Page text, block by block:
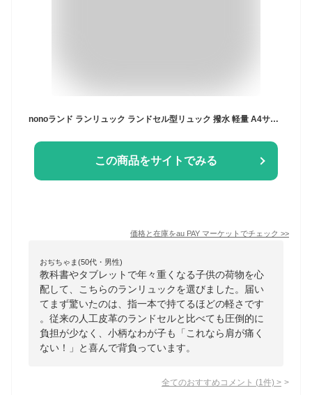
nonoランド ランリュック ランドセル型リュック 撥水 軽量 A4サイズ SPACE-WING 約15L ポリエステル製 通学 男の子 女の子 nono0005
この商品をサイトでみる
価格と在庫をau PAY マーケット でチェック >>
おぢちゃま(50代・男性)
教科書やタブレットで年々重くなる子供の荷物を心
配して、こちらのランリュックを選びました。届い
てまず驚いたのは、指一本で持てるほどの軽さです
。従来の人工皮革のランドセルと比べても圧倒的に
負担が少なく、小柄なわが子も「これなら肩が痛く
ない！」と喜んで背負っています。
全てのおすすめコメント (1 件) >